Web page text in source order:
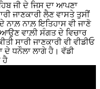
ਜੀ ਦੇ ਜਿਸ ਦਾ ਆਪਣਾ
ਜਾਣਕਾਰੀ ਲੈਣ ਵਾਸਤੇ ਤੁਸੀਂ
ਨਾਲ਼ ਇਤਿਹਾਸ ਵੀ ਜਾਣੋ
ਵਾਲ਼ੀ ਸੰਗਤ ਦੇ ਵਿਚਾਰ
ਸਾਰੀ ਜਾਣਕਾਰੀ ਵੀ ਵੀਡੀਓ
ਧਨੌਲਾ ਲਾਗੇ ਹੈ। ਵੱਡੀ
ਹੈ